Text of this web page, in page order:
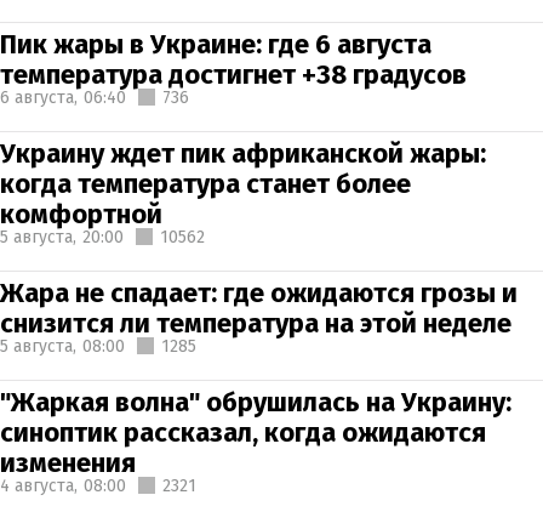
Пик жары в Украине: где 6 августа
температура достигнет +38 градусов
6 августа, 06:40 736
Украину ждет пик африканской жары:
когда температура станет более
комфортной
5 августа, 20:00 10562
Жара не спадает: где ожидаются грозы и
снизится ли температура на этой неделе
5 августа, 08:00 1285
"Жаркая волна" обрушилась на Украину:
синоптик рассказал, когда ожидаются
изменения
4 августа, 08:00 2321